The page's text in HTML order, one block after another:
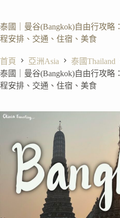
泰國｜曼谷(Bangkok)自由行攻略
程安排、交通、住宿、美食
首頁 亞洲Asia
泰國Thailand
泰國｜曼谷(Bangkok)自由行攻略
程安排、交通、住宿、美食